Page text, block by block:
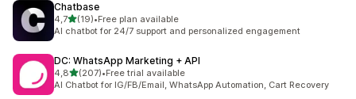
Chatbase
4,7/ 5 tähteä
(19)
19 arvostelua yhteensä
•Free plan available
AI chatbot for 24/7 support and personalized engagement
DC: WhatsApp Marketing + API
4,8/ 5 tähteä
(207)
207 arvostelua yhteensä
•Free trial available
AI Chatbot for IG/FB/Email, WhatsApp Automation, Cart Recovery